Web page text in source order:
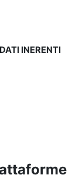
INERENTI